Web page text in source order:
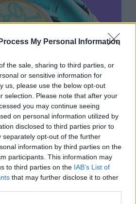
My Personal Information
the sale, sharing to third parties, or
or sensitive information for
us, please use the below opt-out
selection. Please note that after your
you may continue seeing
on personal information utilized by
disclosed to third parties prior to
separately opt-out of the further
information by third parties on the
participants. This information may
to third parties on the IAB’s List of
that may further disclose it to other
за първи път
вируси